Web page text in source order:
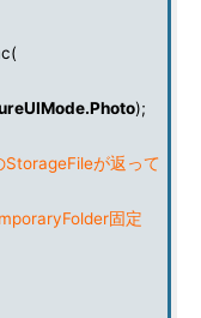
);
が返って
固定